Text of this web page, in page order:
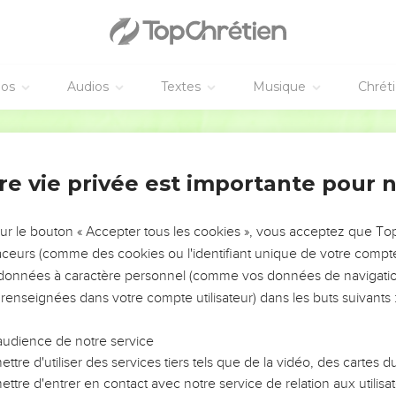
Audios Textes Musique
– Bibli’O, 2000, avec autorisation. Pour vous procurer une Bible imprimée, rendez-
est vêtu de grandeur. Sa puissance l’enveloppe comme un
risque pas de tomber.
royal est établi depuis toujours, et toi, depuis toujours, tu es.
crié, les fleuves ont crié de colère, et ils crient, ils crient
que le bruit des eaux immenses, plus puissant que les vagues
!
vraiment sûrs. SEIGNEUR, ton temple doit être une maison
vie privée est importante pour
le bouton « Accepter tous les cookies », vous acceptez que
(comme des cookies ou l'identifiant unique de votre
à caractère personnel (comme vos données de
dans votre compte utilisateur) dans les buts suivants :
de notre service
d'utiliser des services tiers tels que de la vidéo, des cartes
d'entrer en contact avec notre service de relation aux